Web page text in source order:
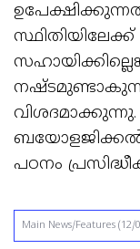
ബയോളജിക്കല്‍
പഠനം
Main News/Features (12/